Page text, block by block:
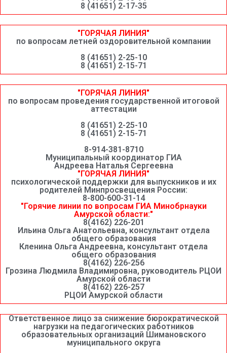
8 (41651) 2-17-35
"ГОРЯЧАЯ ЛИНИЯ"
по вопросам летней оздоровительной компании
8 (41651) 2-25-10
8 (41651) 2-15-71
"ГОРЯЧАЯ ЛИНИЯ"
по вопросам проведения государственной итоговой
аттестации
8 (41651) 2-25-10
8 (41651) 2-15-71
8-914-381-8710
Муниципальный координатор ГИА
Андреева Наталья Сергеевна
"ГОРЯЧАЯ ЛИНИЯ"
психологической поддержки для выпускников и их
родителей Минпросвещения России:
8-800-600-31-14
"Горячие линии по вопросам ГИА Минобрнауки
Амурской области:"
8(4162) 226-201
Ильина Ольга Анатольевна, консультант отдела
общего образования
Кленина Ольга Андреевна, консультант отдела
общего образования
8(4162) 226-256
Грозина Людмила Владимировна, руководитель РЦОИ
Амурской области
8(4162) 226-257
РЦОИ Амурской области
Ответственное лицо за снижение бюрократической
нагрузки на педагогических работников
образовательных организаций Шимановского
муниципального округа